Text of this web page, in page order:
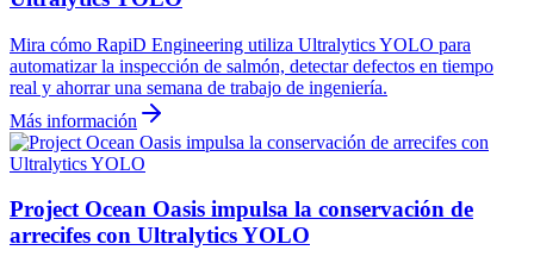
Mira cómo RapiD Engineering utiliza Ultralytics YOLO para
automatizar la inspección de salmón, detectar defectos en tiempo
real y ahorrar una semana de trabajo de ingeniería.
Más información
Project Ocean Oasis impulsa la conservación de
arrecifes con Ultralytics YOLO